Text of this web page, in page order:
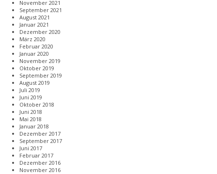
November 2021
September 2021
August 2021
Januar 2021
Dezember 2020
März 2020
Februar 2020
Januar 2020
November 2019
Oktober 2019
September 2019
August 2019
Juli 2019
Juni 2019
Oktober 2018
Juni 2018
Mai 2018
Januar 2018
Dezember 2017
September 2017
Juni 2017
Februar 2017
Dezember 2016
November 2016